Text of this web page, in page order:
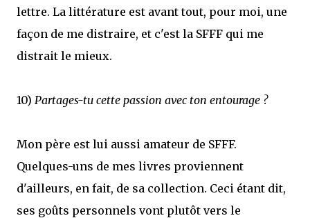
lettre. La littérature est avant tout, pour moi, une
façon de me distraire, et c'est la SFFF qui me
distrait le mieux.
10) Partages-tu cette passion avec ton entourage ?
Mon père est lui aussi amateur de SFFF.
Quelques-uns de mes livres proviennent
d'ailleurs, en fait, de sa collection. Ceci étant dit,
ses goûts personnels vont plutôt vers le